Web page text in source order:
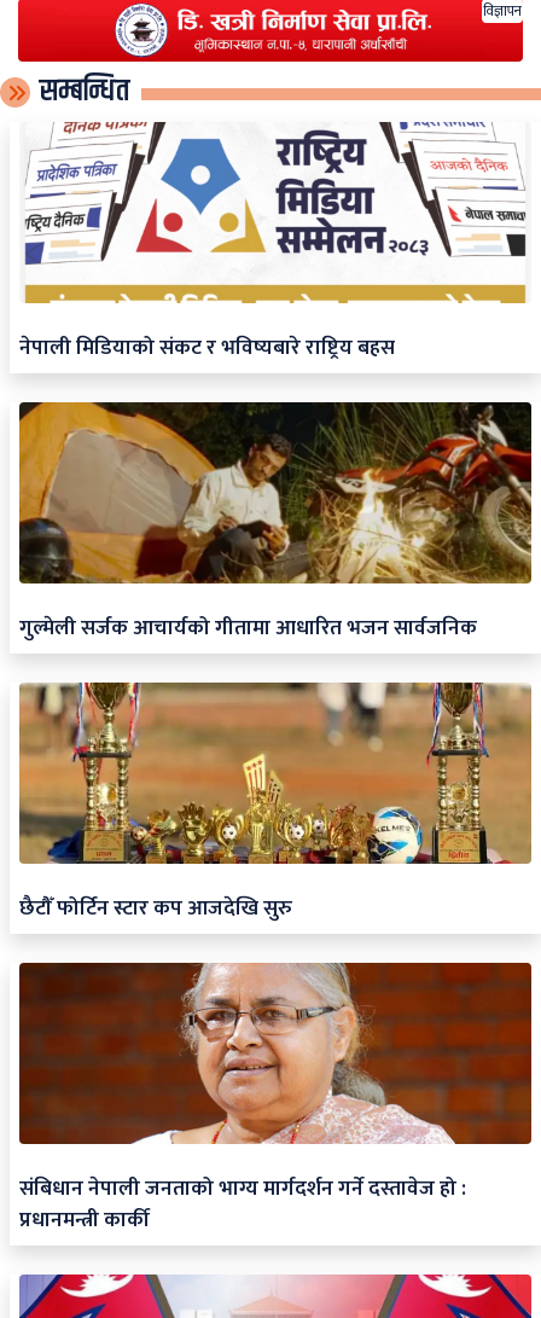
विज्ञापन
सम्बन्धित
नेपाली मिडियाको संकट र भविष्यबारे राष्ट्रिय बहस
गुल्मेली सर्जक आचार्यको गीतामा आधारित भजन सार्वजनिक
छैटौँ फोर्टिन स्टार कप आजदेखि सुरु
संबिधान नेपाली जनताको भाग्य मार्गदर्शन गर्ने दस्तावेज हो :
प्रधानमन्त्री कार्की